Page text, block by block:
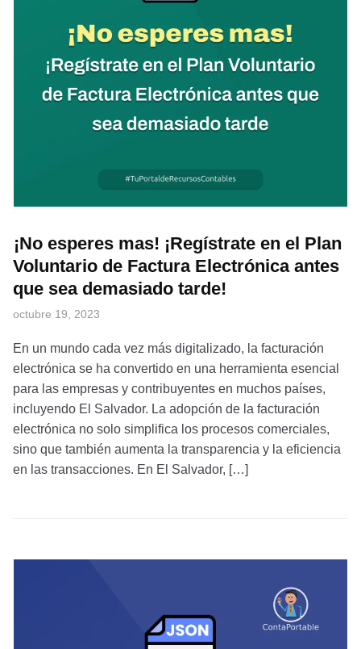
¡No esperes mas! ¡Regístrate en el Plan
Voluntario de Factura Electrónica antes
que sea demasiado tarde!
octubre 19, 2023
En un mundo cada vez más digitalizado, la facturación
electrónica se ha convertido en una herramienta esencial
para las empresas y contribuyentes en muchos países,
incluyendo El Salvador. La adopción de la facturación
electrónica no solo simplifica los procesos comerciales,
sino que también aumenta la transparencia y la eficiencia
en las transacciones. En El Salvador, […]